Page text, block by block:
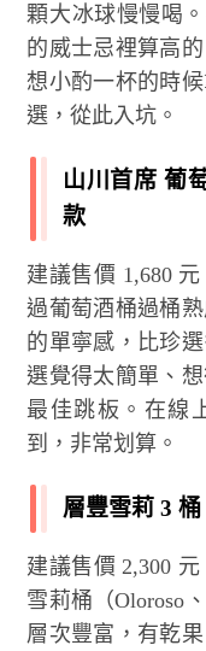
顆大冰球慢慢喝
的威士忌裡算高
想小酌一杯的時
選，從此入坑。
山川首席 葡
款
建議售價 1,680
過葡萄酒桶過桶
的單寧感，比珍
選覺得太簡單、
最佳跳板。在線
到，非常划算。
層豐雪莉 3
建議售價 2,300
雪莉桶（Oloroso
層次豐富，有乾